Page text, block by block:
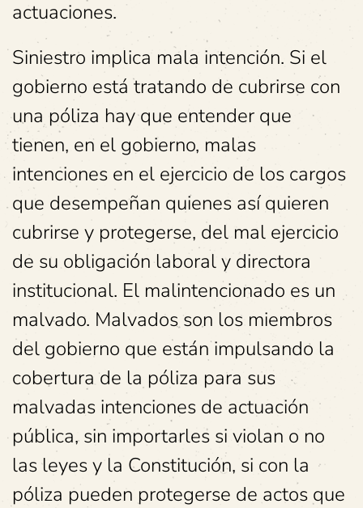
actuaciones.
Siniestro implica mala intención. Si el
gobierno está tratando de cubrirse con
una póliza hay que entender que
tienen, en el gobierno, malas
intenciones en el ejercicio de los cargos
que desempeñan quienes así quieren
cubrirse y protegerse, del mal ejercicio
de su obligación laboral y directora
institucional. El malintencionado es un
malvado. Malvados son los miembros
del gobierno que están impulsando la
cobertura de la póliza para sus
malvadas intenciones de actuación
pública, sin importarles si violan o no
las leyes y la Constitución, si con la
póliza pueden protegerse de actos que